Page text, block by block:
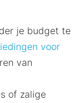
je budget te
voor
van
of zalige